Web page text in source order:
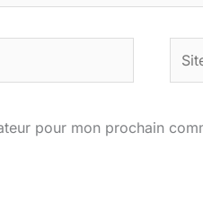
pour mon prochain